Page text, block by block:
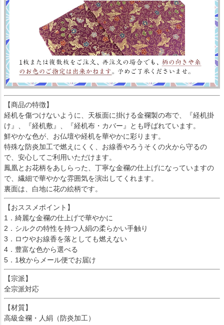
【商品の特徴】
経机を傷つけないように、天板面に掛ける金襴製の布で、『経机掛
け』、『経机敷』、『経机布・カバー』とも呼ばれています。
鮮やかな色が、お仏壇や経机を華やかに彩ります。
特殊な防炎加工で燃えにくく、お線香やろうそくの火から守るの
で、安心してご利用いただけます。
鳳凰とお花柄をあしらった、丁寧な金襴の仕上げになっていますの
で、繊細で華やかな雰囲気を演出してくれます。
裏面は、白地に花の絵柄です。
【おススメポイント】
1．綺麗な金襴の仕上げで華やかに
2．シルクの特性を持つ人絹の柔らかい手触り
3．ロウやお線香を落としても燃えない
4．豊富な色から選べる
5．1枚からメール便でお届け
【宗派】
全宗派対応
【材質】
高級金襴・人絹（防炎加工）